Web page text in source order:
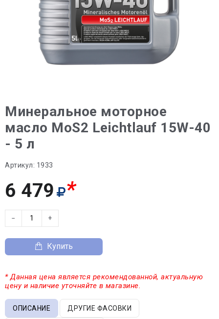
Минеральное моторное
масло MoS2 Leichtlauf 15W-40
- 5 л
Артикул: 1933
6 479 *
− +
Купить
* Данная цена является рекомендованной, актуальную
цену и наличие уточняйте в магазине.
ОПИСАНИЕ ДРУГИЕ ФАСОВКИ